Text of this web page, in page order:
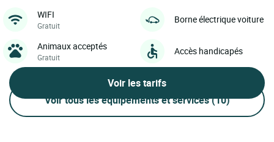
WIFI
Gratuit
Borne électrique voiture
Animaux acceptés
Gratuit
Accès handicapés
Voir tous les équipements et services(10)
Voir les tarifs